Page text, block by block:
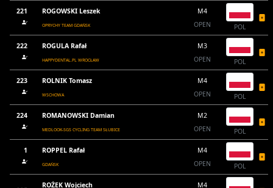
221 ROGOWSKI Leszek
OPRYCHY TEAM GDAŃSK
M4
OPEN
POL
222 ROGULA Rafał
HAPPYDENTAL.PL WROCŁAW
M3
OPEN
POL
223 ROLNIK Tomasz
WSCHOWA
M4
OPEN
POL
224 ROMANOWSKI Damian
MEDLOOK-SGS CYCLING TEAM SŁUBICE
M2
OPEN
POL
1 ROPPEL Rafał
GDAŃSK
M4
OPEN
POL
ROŻEK Wojciech
M4